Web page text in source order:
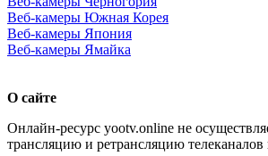
Веб-камеры Южная Корея
Веб-камеры Япония
Веб-камеры Ямайка
О сайте
Онлайн-ресурс yootv.online не
трансляцию и ретрансляцию